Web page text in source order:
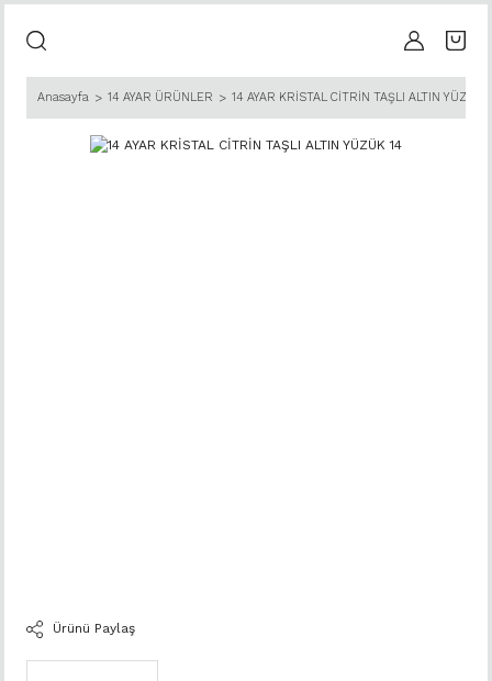
Anasayfa 14 AYAR ÜRÜNLER 14 AYAR KRİSTAL CİTRİN TAŞLI ALTIN YÜZÜK
Ürünü Paylaş